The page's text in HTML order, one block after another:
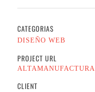
CATEGORIAS
DISEÑO WEB
PROJECT URL
CLIENT